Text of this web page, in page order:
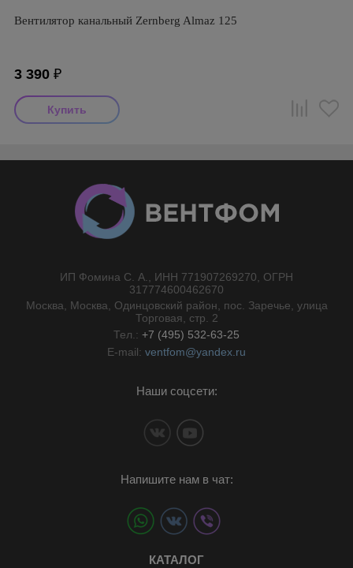
Вентилятор канальный Zernberg Almaz 125
3 390 ₽
ИП Фомина С. А., ИНН 771907269270, ОГРН
317774600462670
Москва, Москва, Одинцовский район, пос. Заречье, улица
Торговая, стр. 2
Тел.: +7 (495) 532-63-25
E-mail: ventfom@yandex.ru
Наши соцсети:
Напишите нам в чат:
КАТАЛОГ